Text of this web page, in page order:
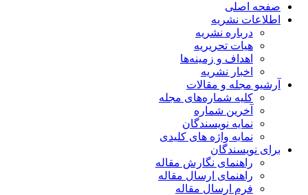
صفحه اصلی
اطلاعات نشریه
درباره نشریه
هیات تحریریه
اهداف و زمینه‌ها
اخبار نشریه
آرشیو مجله و مقالات
کلیه شماره‌های مجله
آخرین شماره
نمایه نویسندگان
نمایه واژه های کلیدی
برای نویسندگان
راهنمای نگارش مقاله
راهنمای ارسال مقاله
فرم ارسال مقاله